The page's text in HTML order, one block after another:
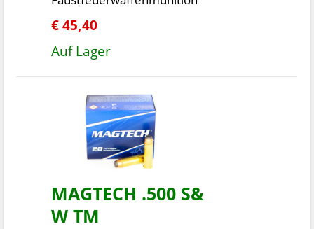
€ 45,40
Auf Lager
MAGTECH .500 S&
W TM